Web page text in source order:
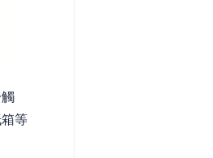
等